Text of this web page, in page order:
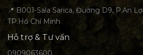
📍 B001-Sala Sarica, Đường D9, P.An
TP.Hồ Chí Minh
Hỗ trợ & Tư vấn
0909063600